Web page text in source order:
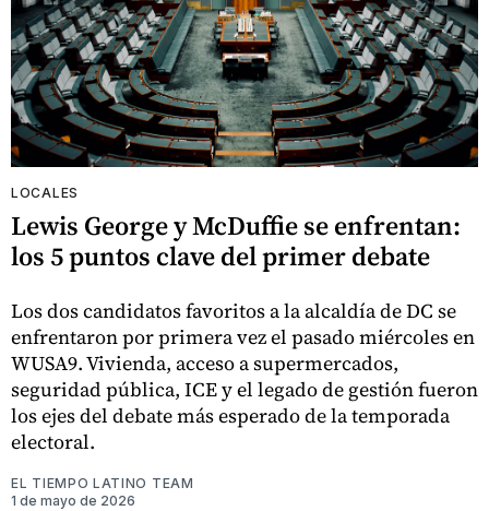
LOCALES
Lewis George y McDuffie se enfrentan:
los 5 puntos clave del primer debate
Los dos candidatos favoritos a la alcaldía de DC se
enfrentaron por primera vez el pasado miércoles en
WUSA9. Vivienda, acceso a supermercados,
seguridad pública, ICE y el legado de gestión fueron
los ejes del debate más esperado de la temporada
electoral.
EL TIEMPO LATINO TEAM
1 de mayo de 2026